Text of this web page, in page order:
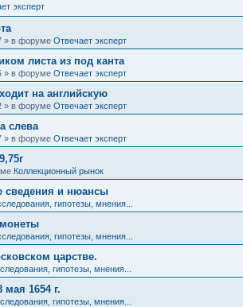
эксперт
» в форуме Отвечает эксперт
листа из под канта
» в форуме Отвечает эксперт
на английскую
» в форуме Отвечает эксперт
слева
» в форуме Отвечает эксперт
Коллекционный рынок
сведения и нюансы
гипотезы, мнения...
гипотезы, мнения...
царстве.
гипотезы, мнения...
1654 г.
гипотезы, мнения...